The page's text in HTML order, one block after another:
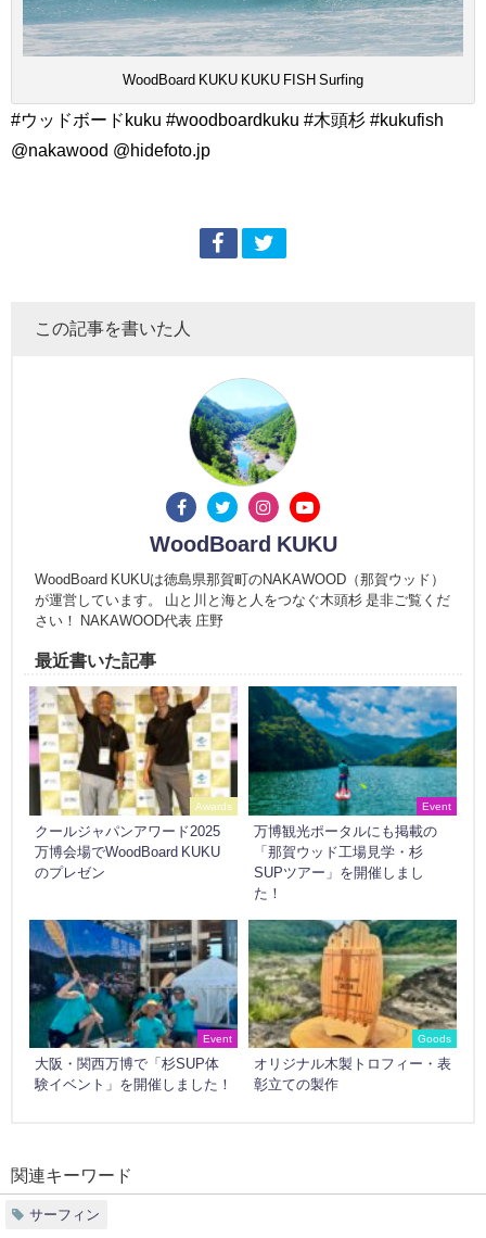
WoodBoard KUKU KUKU FISH Surfing
#ウッドボードkuku #woodboardkuku #木頭杉 #kukufish
@nakawood @hidefoto.jp
この記事を書いた人
WoodBoard KUKU
WoodBoard KUKUは徳島県那賀町のNAKAWOOD（那賀ウッド）
が運営しています。 山と川と海と人をつなぐ木頭杉 是非ご覧くだ
さい！ NAKAWOOD代表 庄野
最近書いた記事
Awards
クールジャパンアワード2025
万博会場でWoodBoard KUKU
のプレゼン
Event
万博観光ポータルにも掲載の
「那賀ウッド工場見学・杉
SUPツアー」を開催しまし
た！
Event
大阪・関西万博で「杉SUP体
験イベント」を開催しました！
Goods
オリジナル木製トロフィー・表
彰立ての製作
関連キーワード
サーフィン